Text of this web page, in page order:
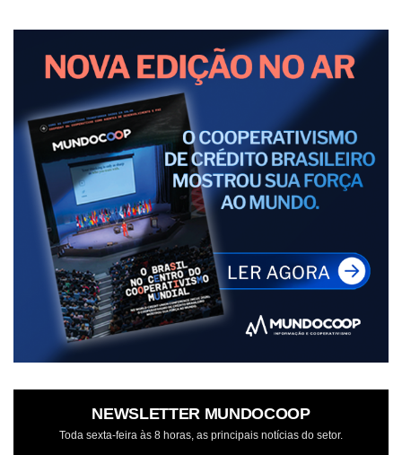
NEWSLETTER MUNDOCOOP
Toda sexta-feira às 8 horas, as principais notícias do setor.